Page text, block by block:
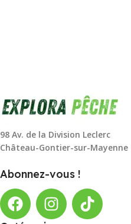
98 Av. de la Division Leclerc
Château-Gontier-sur-Mayenne
Abonnez-vous !